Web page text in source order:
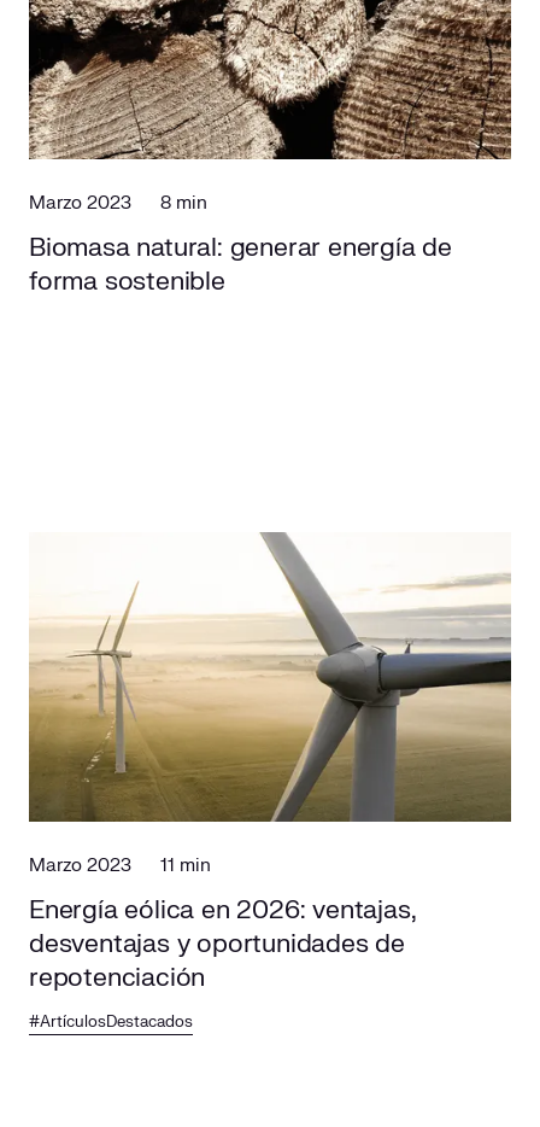
Marzo 2023 8 min
Biomasa natural: generar energía de
forma sostenible
Marzo 2023 11 min
Energía eólica en 2026: ventajas,
desventajas y oportunidades de
repotenciación
#ArtículosDestacados